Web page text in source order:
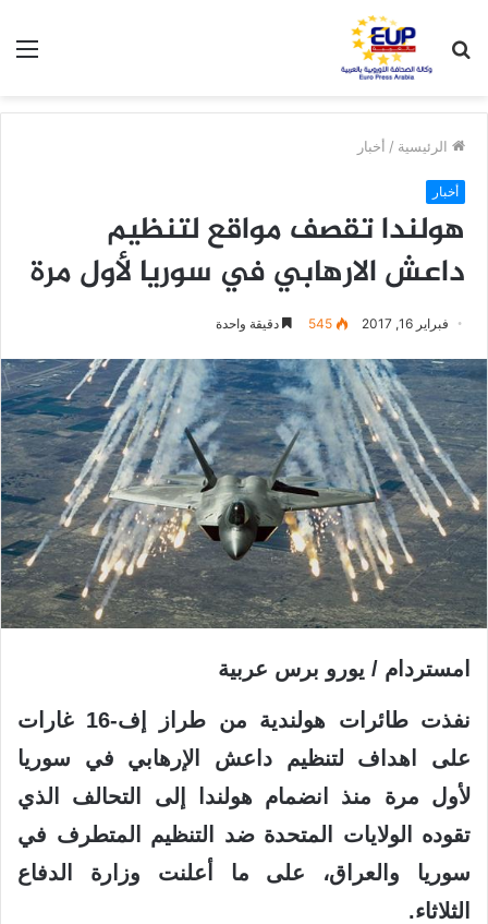
عن
الرئيسية / أخبار
أخبار
هولندا تقصف مواقع لتنظيم
داعش الارهابي في سوريا لأول مرة
فبراير 16, 2017 545 دقيقة واحدة
امستردام / يورو برس عربية
نفذت طائرات هولندية من طراز إف-16 غارات
على اهداف لتنظيم داعش الإرهابي في سوريا
لأول مرة منذ انضمام هولندا إلى التحالف الذي
تقوده الولايات المتحدة ضد التنظيم المتطرف في
سوريا والعراق، على ما أعلنت وزارة الدفاع
الثلاثاء.